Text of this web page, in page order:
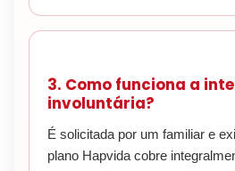
3. Como funciona a
involuntária?
É solicitada por um familiar e
plano Hapvida cobre